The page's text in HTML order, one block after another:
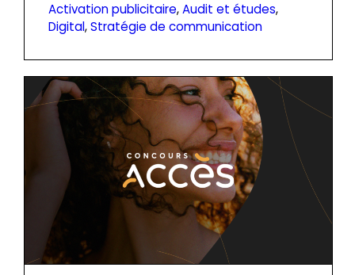
Activation publicitaire, Audit et études
Digital, Stratégie de communication